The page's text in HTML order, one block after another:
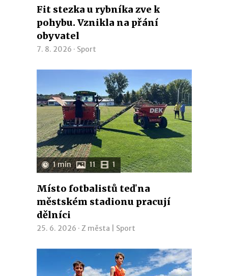
Fit stezka u rybníka zve k
pohybu. Vznikla na přání
obyvatel
7. 8. 2026 · Sport
1 min 11 1
Místo fotbalistů teď na
městském stadionu pracují
dělníci
25. 6. 2026 · Z města Sport